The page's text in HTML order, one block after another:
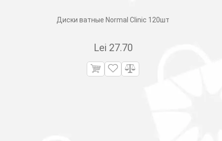
Диски ватные Normal Clinic 120шт
Lei 27.70